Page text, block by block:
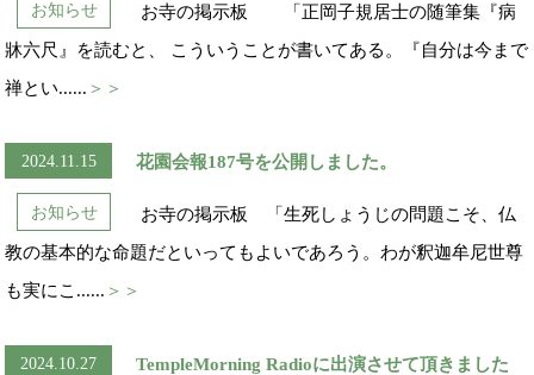
お知らせ
お寺の掲示板 「正岡子規居士の随筆集『病
牀六尺』を読むと、 こういうことが書いてある。『自分は今まで
禅とい...... ＞＞
2024.11.15 花園会報187号を公開しました。
お知らせ
お寺の掲示板 「生死しょうじの問題こそ、仏
教の基本的な命題だといってもよいであろう。わが釈迦牟尼世尊
も実にこ...... ＞＞
2024.10.27 TempleMorning Radioに出演させて頂きました